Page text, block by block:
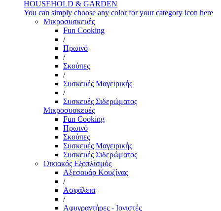
HOUSEHOLD & GARDEN
You can simply choose any color for your category icon here
Μικροσυσκευές
Fun Cooking
/
Πρωινό
/
Σκούπες
/
Συσκευές Μαγειρικής
/
Συσκευές Σιδερώματος
Μικροσυσκευές
Fun Cooking
Πρωινό
Σκούπες
Συσκευές Μαγειρικής
Συσκευές Σιδερώματος
Οικιακός Εξοπλισμός
Αξεσουάρ Κουζίνας
/
Ασφάλεια
/
Αφυγραντήρες - Ιονιστές